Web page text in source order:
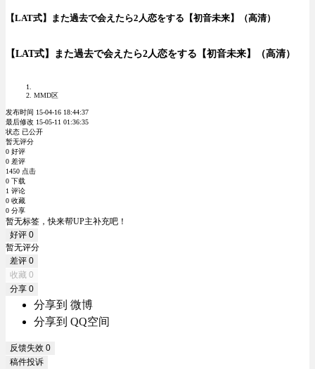
【LAT式】また過去で会えたら2人恋をする【初音未来】（高清）
【LAT式】また過去で会えたら2人恋をする【初音未来】（高清）
MMD区
发布时间 15-04-16 18:44:37
最后修改 15-05-11 01:36:35
状态 已公开
暂无评分
0 好评
0 差评
1450 点击
0 下载
1 评论
0 收藏
0 分享
暂无标签，快来帮UP主补充吧！
好评 0
暂无评分
差评 0
收藏 0
分享 0
分享到 微博
分享到 QQ空间
反馈失效 0
稿件投诉